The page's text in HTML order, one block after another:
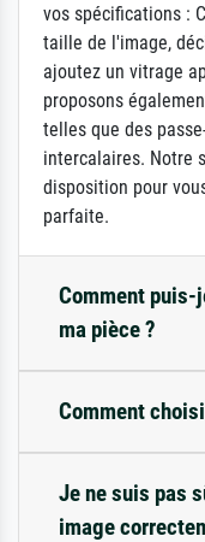
vos spécifications :
taille de l'image,
ajoutez un vitrage
proposons
telles que des
intercalaires. Notre
disposition pour
parfaite.
Comment
ma pièce ?
Comment
Je ne suis pas
image